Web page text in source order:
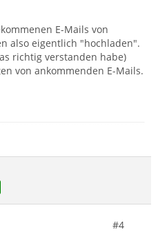
E-Mails von
also eigentlich "hochladen".
richtig verstanden habe)
von ankommenden E-Mails.
#4